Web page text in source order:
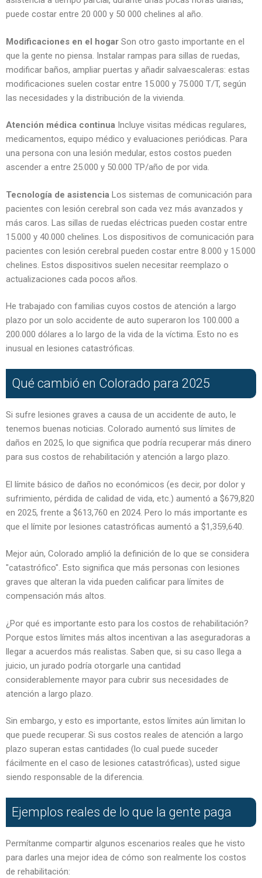
puede costar entre 20 000 y 50 000 chelines al año.
Modificaciones en el hogar Son otro gasto importante en el
que la gente no piensa. Instalar rampas para sillas de ruedas,
modificar baños, ampliar puertas y añadir salvaescaleras: estas
modificaciones suelen costar entre 15.000 y 75.000 T/T, según
las necesidades y la distribución de la vivienda.
Atención médica continua Incluye visitas médicas regulares,
medicamentos, equipo médico y evaluaciones periódicas. Para
una persona con una lesión medular, estos costos pueden
ascender a entre 25.000 y 50.000 TP/año de por vida.
Tecnología de asistencia Los sistemas de comunicación para
pacientes con lesión cerebral son cada vez más avanzados y
más caros. Las sillas de ruedas eléctricas pueden costar entre
15.000 y 40.000 chelines. Los dispositivos de comunicación para
pacientes con lesión cerebral pueden costar entre 8.000 y 15.000
chelines. Estos dispositivos suelen necesitar reemplazo o
actualizaciones cada pocos años.
He trabajado con familias cuyos costos de atención a largo
plazo por un solo accidente de auto superaron los 100.000 a
200.000 dólares a lo largo de la vida de la víctima. Esto no es
inusual en lesiones catastróficas.
Qué cambió en Colorado para 2025
Si sufre lesiones graves a causa de un accidente de auto, le
tenemos buenas noticias. Colorado aumentó sus límites de
daños en 2025, lo que significa que podría recuperar más dinero
para sus costos de rehabilitación y atención a largo plazo.
El límite básico de daños no económicos (es decir, por dolor y
sufrimiento, pérdida de calidad de vida, etc.) aumentó a $679,820
en 2025, frente a $613,760 en 2024. Pero lo más importante es
que el límite por lesiones catastróficas aumentó a $1,359,640.
Mejor aún, Colorado amplió la definición de lo que se considera
"catastrófico". Esto significa que más personas con lesiones
graves que alteran la vida pueden calificar para límites de
compensación más altos.
¿Por qué es importante esto para los costos de rehabilitación?
Porque estos límites más altos incentivan a las aseguradoras a
llegar a acuerdos más realistas. Saben que, si su caso llega a
juicio, un jurado podría otorgarle una cantidad
considerablemente mayor para cubrir sus necesidades de
atención a largo plazo.
Sin embargo, y esto es importante, estos límites aún limitan lo
que puede recuperar. Si sus costos reales de atención a largo
plazo superan estas cantidades (lo cual puede suceder
fácilmente en el caso de lesiones catastróficas), usted sigue
siendo responsable de la diferencia.
Ejemplos reales de lo que la gente paga
Permítanme compartir algunos escenarios reales que he visto
para darles una mejor idea de cómo son realmente los costos
de rehabilitación: